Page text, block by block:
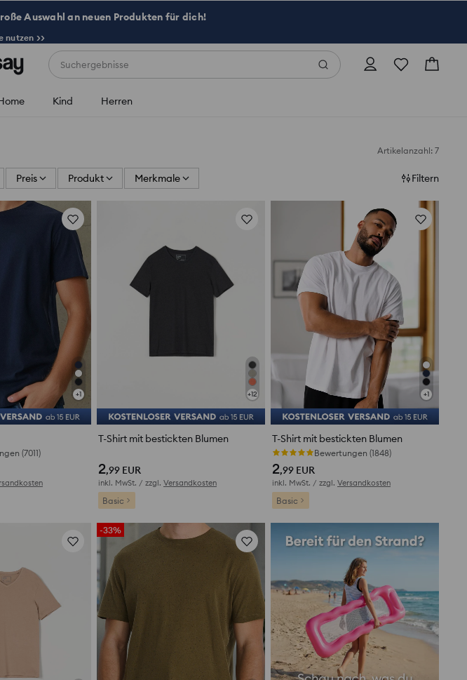
Auswahl an neuen Produkten für dich!
nutzen >>
Suchergebnisse
Kind Herren
Artikelanzahl: 7
Preis Produkt Merkmale Filtern
+1
(7011)
+12
T-Shirt mit bestickten Blumen
2,99 EUR
inkl. MwSt. / zzgl. Versandkosten
Basic
+1
T-Shirt mit bestickten Blumen
Bewertungen (1848)
2,99 EUR
inkl. MwSt. / zzgl. Versandkosten
Basic
-33%